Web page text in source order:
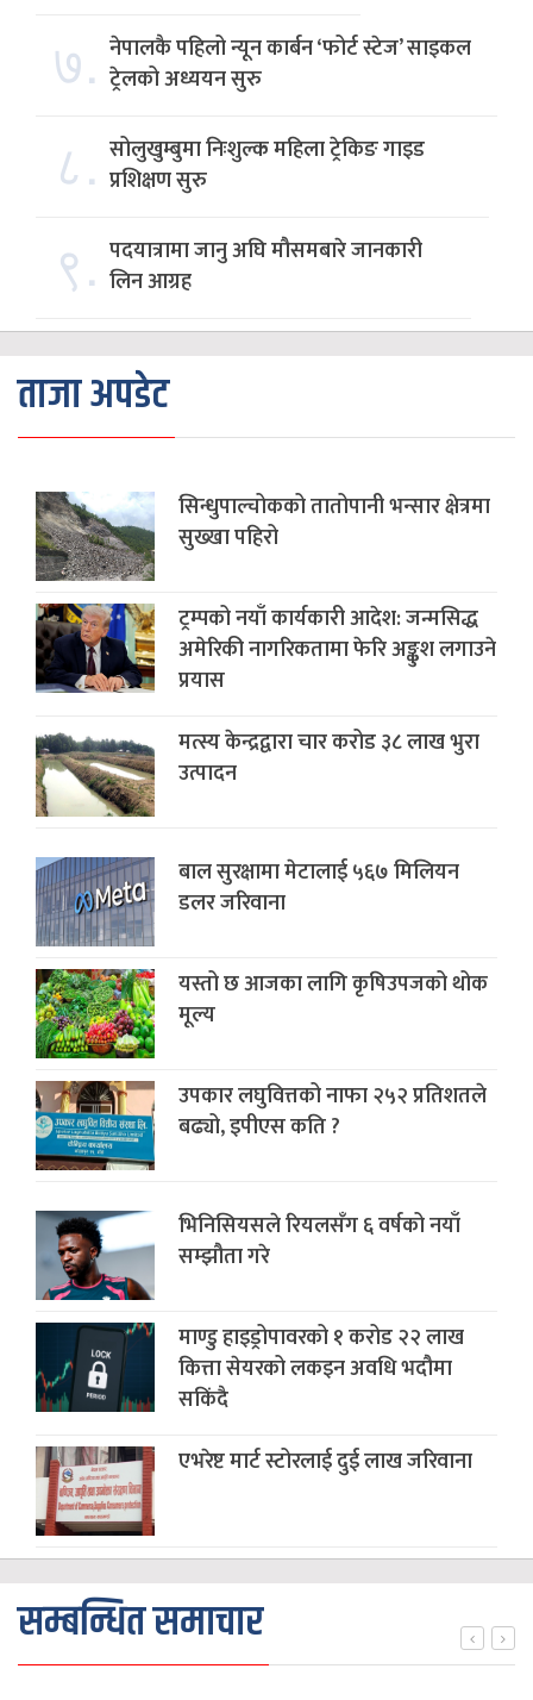
७. नेपालकै पहिलो न्यून कार्बन ‘फोर्ट स्टेज’ साइकल
ट्रेलको अध्ययन सुरु
८. सोलुखुम्बुमा निःशुल्क महिला ट्रेकिङ गाइड
प्रशिक्षण सुरु
९. पदयात्रामा जानु अघि मौसमबारे जानकारी
लिन आग्रह
ताजा अपडेट
सिन्धुपाल्चोकको तातोपानी भन्सार क्षेत्रमा
सुख्खा पहिरो
ट्रम्पको नयाँ कार्यकारी आदेश: जन्मसिद्ध
अमेरिकी नागरिकतामा फेरि अङ्कुश लगाउने
प्रयास
मत्स्य केन्द्रद्वारा चार करोड ३८ लाख भुरा
उत्पादन
बाल सुरक्षामा मेटालाई ५६७ मिलियन
डलर जरिवाना
यस्तो छ आजका लागि कृषिउपजको थोक
मूल्य
उपकार लघुवित्तको नाफा २५२ प्रतिशतले
बढ्यो, इपीएस कति ?
भिनिसियसले रियलसँग ६ वर्षको नयाँ
सम्झौता गरे
माण्डु हाइड्रोपावरको १ करोड २२ लाख
कित्ता सेयरको लकइन अवधि भदौमा
सकिंदै
एभरेष्ट मार्ट स्टोरलाई दुई लाख जरिवाना
सम्बन्धित समाचार